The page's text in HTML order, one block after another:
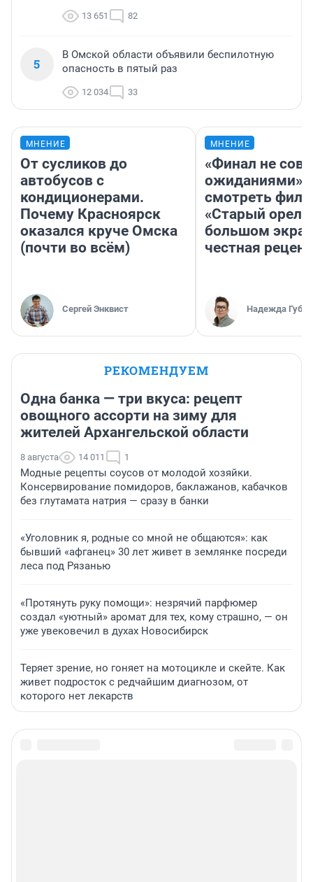
13 651 82
5
В Омской области объявили беспилотную
опасность в пятый раз
12 034 33
МНЕНИЕ
От сусликов до
автобусов с
кондиционерами.
Почему Красноярск
оказался круче Омска
(почти во всём)
Сергей Энквист
МНЕНИЕ
«Финал не
ожиданиями»:
смотреть
«Старый орел»
большом
честная
Надежда
РЕКОМЕНДУЕМ
Одна банка — три вкуса: рецепт
овощного ассорти на зиму для
жителей Архангельской области
8 августа 14 011 1
Модные рецепты соусов от молодой хозяйки.
Консервирование помидоров, баклажанов, кабачков
без глутамата натрия — сразу в банки
«Уголовник я, родные со мной не общаются»: как
бывший «афганец» 30 лет живет в землянке посреди
леса под Рязанью
«Протянуть руку помощи»: незрячий парфюмер
создал «уютный» аромат для тех, кому страшно, — он
уже увековечил в духах Новосибирск
Теряет зрение, но гоняет на мотоцикле и скейте. Как
живет подросток с редчайшим диагнозом, от
которого нет лекарств